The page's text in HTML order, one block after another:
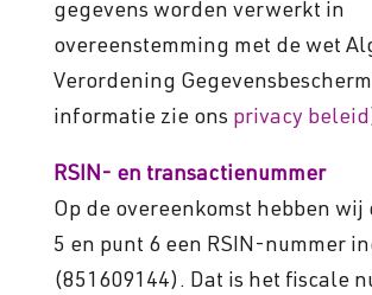
gegevens worden verwerkt in
overeenstemming met de wet
Verordening
informatie zie ons privacy beleid
RSIN- en transactienummer
Op de overeenkomst hebben wij
5 en punt 6 een RSIN-nummer
(851609144). Dat is het fiscale